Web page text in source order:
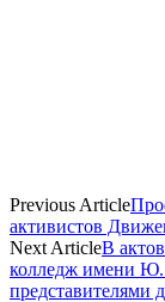
Previous Article
активистов
Next ArticleВ
колледж имени Ю.
представителями